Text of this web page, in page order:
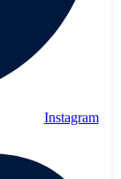
Instagram